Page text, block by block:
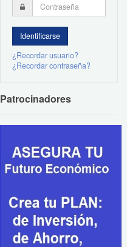
¿Recordar usuario?
¿Recordar contraseña?
Patrocinadores